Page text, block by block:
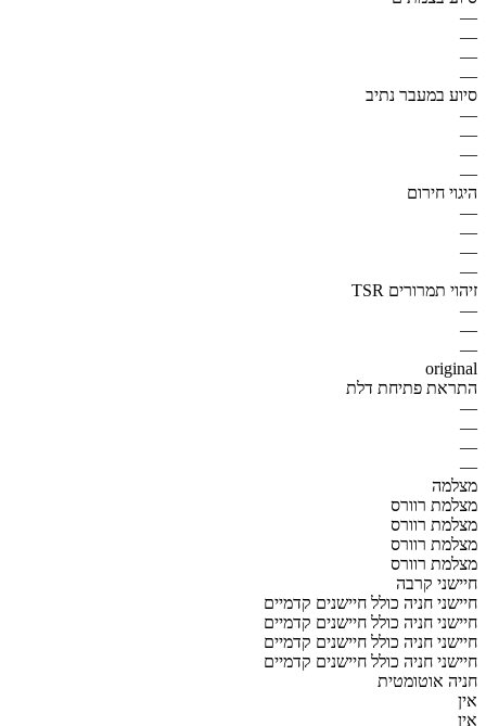
—
—
—
—
סיוע במעבר נתיב
—
—
—
—
היגוי חירום
—
—
—
—
זיהוי תמרורים TSR
—
—
—
original
התראת פתיחת דלת
—
—
—
—
מצלמה
מצלמת רוורס
מצלמת רוורס
מצלמת רוורס
מצלמת רוורס
חיישני קרבה
חיישני חניה כולל חיישנים קדמיים
חיישני חניה כולל חיישנים קדמיים
חיישני חניה כולל חיישנים קדמיים
חיישני חניה כולל חיישנים קדמיים
חניה אוטומטית
אין
אין